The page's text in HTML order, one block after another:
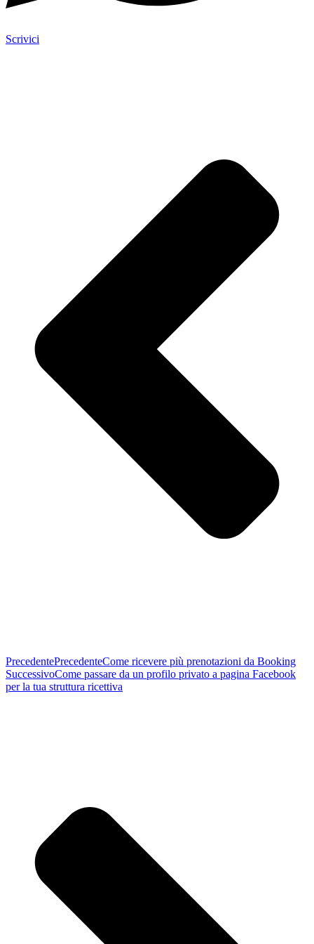
Scrivici
PrecedentePrecedenteCome ricevere più prenotazioni da Booking
SuccessivoCome passare da un profilo privato a pagina Facebook
per la tua struttura ricettiva